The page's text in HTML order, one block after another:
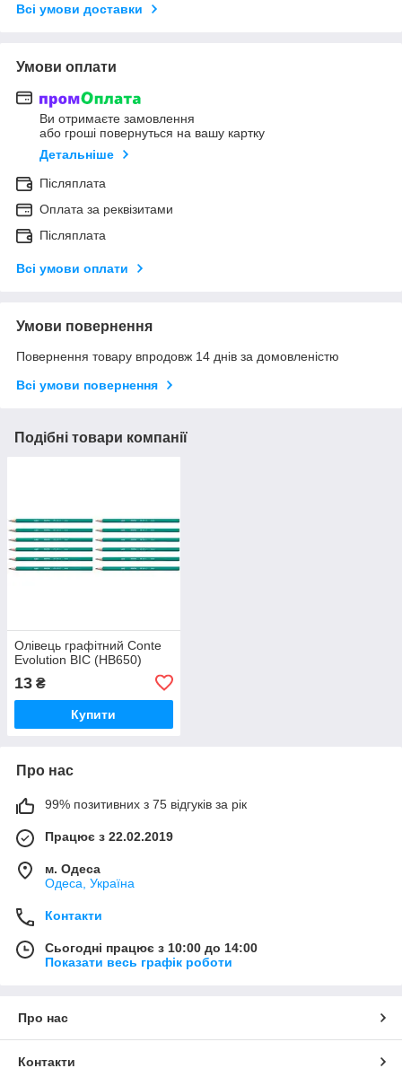
Всі умови доставки
Умови оплати
Ви отримаєте замовлення
або гроші повернуться на вашу картку
Детальніше
Післяплата
Оплата за реквізитами
Післяплата
Всі умови оплати
Умови повернення
Повернення товару впродовж 14 днів за домовленістю
Всі умови повернення
Подібні товари компанії
Олівець графітний Conte
Evolution BIC (НВ650)
13 ₴
Купити
Про нас
99% позитивних з 75 відгуків за рік
Працює з 22.02.2019
м. Одеса
Одеса, Україна
Контакти
Сьогодні працює з 10:00 до 14:00
Показати весь графік роботи
Про нас
Контакти